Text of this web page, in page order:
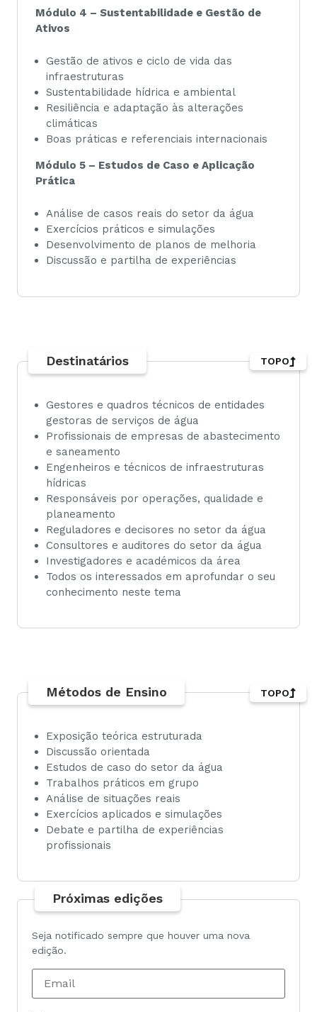
Módulo 4 – Sustentabilidade e Gestão de
Ativos
Gestão de ativos e ciclo de vida das
infraestruturas
Sustentabilidade hídrica e ambiental
Resiliência e adaptação às alterações
climáticas
Boas práticas e referenciais internacionais
Módulo 5 – Estudos de Caso e Aplicação
Prática
Análise de casos reais do setor da água
Exercícios práticos e simulações
Desenvolvimento de planos de melhoria
Discussão e partilha de experiências
Destinatários
Gestores e quadros técnicos de entidades
gestoras de serviços de água
Profissionais de empresas de abastecimento
e saneamento
Engenheiros e técnicos de infraestruturas
hídricas
Responsáveis por operações, qualidade e
planeamento
Reguladores e decisores no setor da água
Consultores e auditores do setor da água
Investigadores e académicos da área
Todos os interessados em aprofundar o seu
conhecimento neste tema
TOPO
Métodos de Ensino
Exposição teórica estruturada
Discussão orientada
Estudos de caso do setor da água
Trabalhos práticos em grupo
Análise de situações reais
Exercícios aplicados e simulações
Debate e partilha de experiências
profissionais
TOPO
Próximas edições
Seja notificado sempre que houver uma nova
edição.